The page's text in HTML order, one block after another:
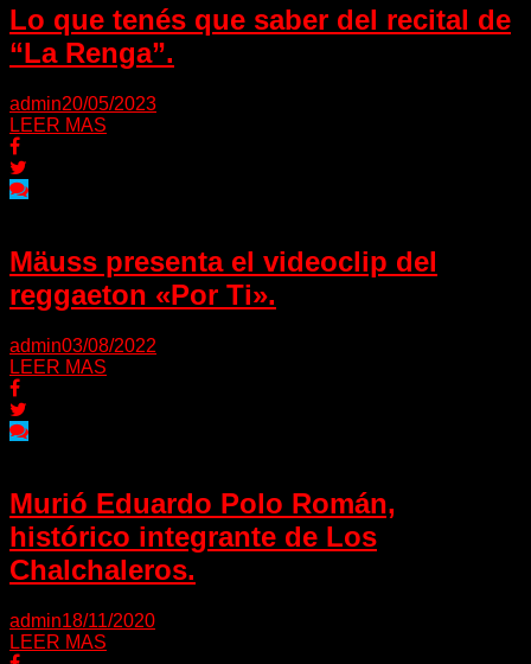
Lo que tenés que saber del recital de
“La Renga”.
admin20/05/2023
LEER MAS
Mäuss presenta el videoclip del
reggaeton «Por Ti».
admin03/08/2022
LEER MAS
Murió Eduardo Polo Román,
histórico integrante de Los
Chalchaleros.
admin18/11/2020
LEER MAS